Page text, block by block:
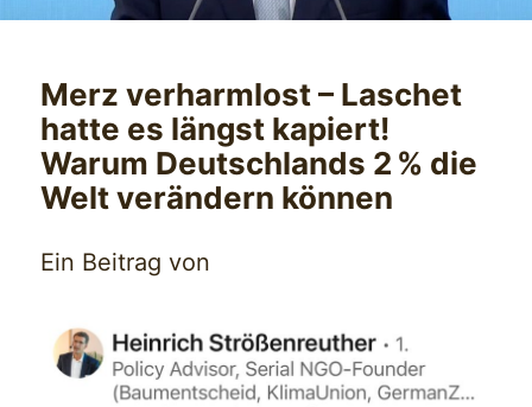
Merz verharmlost – Laschet
hatte es längst kapiert!
Warum Deutschlands 2 % die
Welt verändern können
Ein Beitrag von